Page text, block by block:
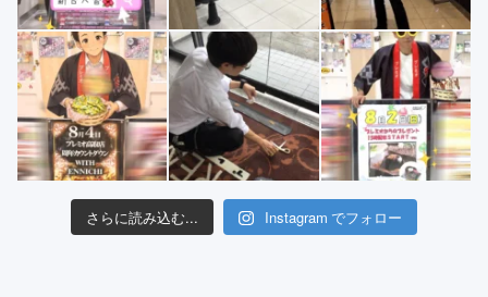
さらに読み込む... Instagram でフォロー